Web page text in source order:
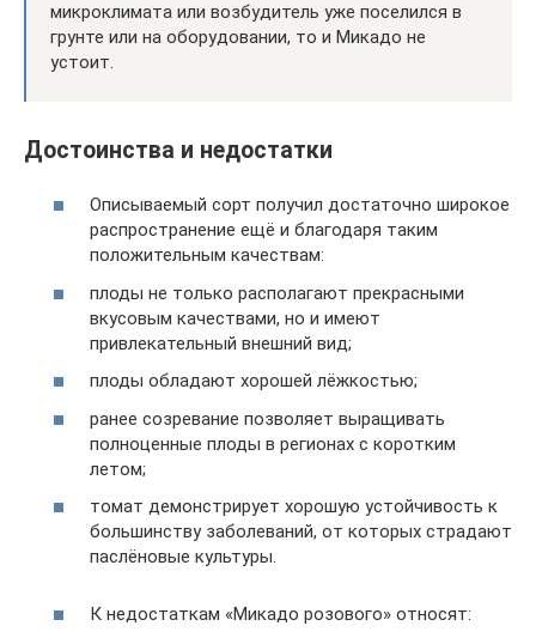
микроклимата или возбудитель уже поселился в
грунте или на оборудовании, то и Микадо не
устоит.
Достоинства и недостатки
Описываемый сорт получил достаточно широкое
распространение ещё и благодаря таким
положительным качествам:
плоды не только располагают прекрасными
вкусовым качествами, но и имеют
привлекательный внешний вид;
плоды обладают хорошей лёжкостью;
ранее созревание позволяет выращивать
полноценные плоды в регионах с коротким
летом;
томат демонстрирует хорошую устойчивость к
большинству заболеваний, от которых страдают
паслёновые культуры.
К недостаткам «Микадо розового» относят: